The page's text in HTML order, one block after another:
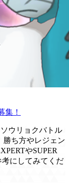
集！
ウリョクバトル
勝ち方やレジェン
やSUPER
にしてみてくだ